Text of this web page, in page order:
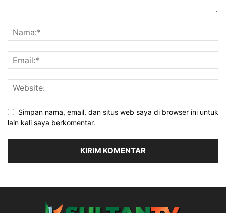
Simpan nama, email, dan situs web saya di browser ini untuk
lain kali saya berkomentar.